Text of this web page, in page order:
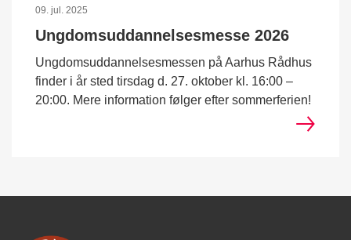
09. jul. 2025
Ungdomsuddannelsesmesse 2026
Ungdomsuddannelsesmessen på Aarhus Rådhus
finder i år sted tirsdag d. 27. oktober kl. 16:00 –
20:00. Mere information følger efter sommerferien!